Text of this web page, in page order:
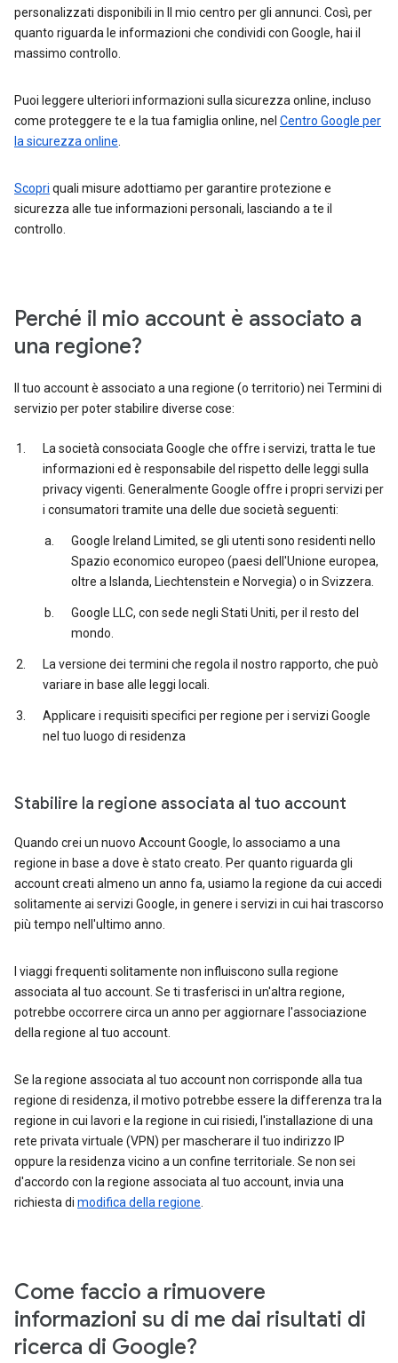
personalizzati disponibili in Il mio centro per gli annunci. Così, per
quanto riguarda le informazioni che condividi con Google, hai il
massimo controllo.
Puoi leggere ulteriori informazioni sulla sicurezza online, incluso
come proteggere te e la tua famiglia online, nel Centro Google per
la sicurezza online
Scopri quali misure adottiamo per garantire protezione e
sicurezza alle tue informazioni personali, lasciando a te il
controllo.
Perché il mio account è associato a
una regione?
Il tuo account è associato a una regione (o territorio) nei Termini di
servizio per poter stabilire diverse cose:
La società consociata Google che offre i servizi, tratta le tue
informazioni ed è responsabile del rispetto delle leggi sulla
privacy vigenti. Generalmente Google offre i propri servizi per
i consumatori tramite una delle due società seguenti:
Google Ireland Limited, se gli utenti sono residenti nello
Spazio economico europeo (paesi dell'Unione europea,
oltre a Islanda, Liechtenstein e Norvegia) o in Svizzera.
Google LLC, con sede negli Stati Uniti, per il resto del
mondo.
La versione dei termini che regola il nostro rapporto, che può
variare in base alle leggi locali.
Applicare i requisiti specifici per regione per i servizi Google
nel tuo luogo di residenza
Stabilire la regione associata al tuo account
Quando crei un nuovo Account Google, lo associamo a una
regione in base a dove è stato creato. Per quanto riguarda gli
account creati almeno un anno fa, usiamo la regione da cui accedi
solitamente ai servizi Google, in genere i servizi in cui hai trascorso
più tempo nell'ultimo anno.
I viaggi frequenti solitamente non influiscono sulla regione
associata al tuo account. Se ti trasferisci in un'altra regione,
potrebbe occorrere circa un anno per aggiornare l'associazione
della regione al tuo account.
Se la regione associata al tuo account non corrisponde alla tua
regione di residenza, il motivo potrebbe essere la differenza tra la
regione in cui lavori e la regione in cui risiedi, l'installazione di una
rete privata virtuale (VPN) per mascherare il tuo indirizzo IP
oppure la residenza vicino a un confine territoriale. Se non sei
d'accordo con la regione associata al tuo account, invia una
richiesta di modifica della regione
Come faccio a rimuovere
informazioni su di me dai risultati di
ricerca di Google?